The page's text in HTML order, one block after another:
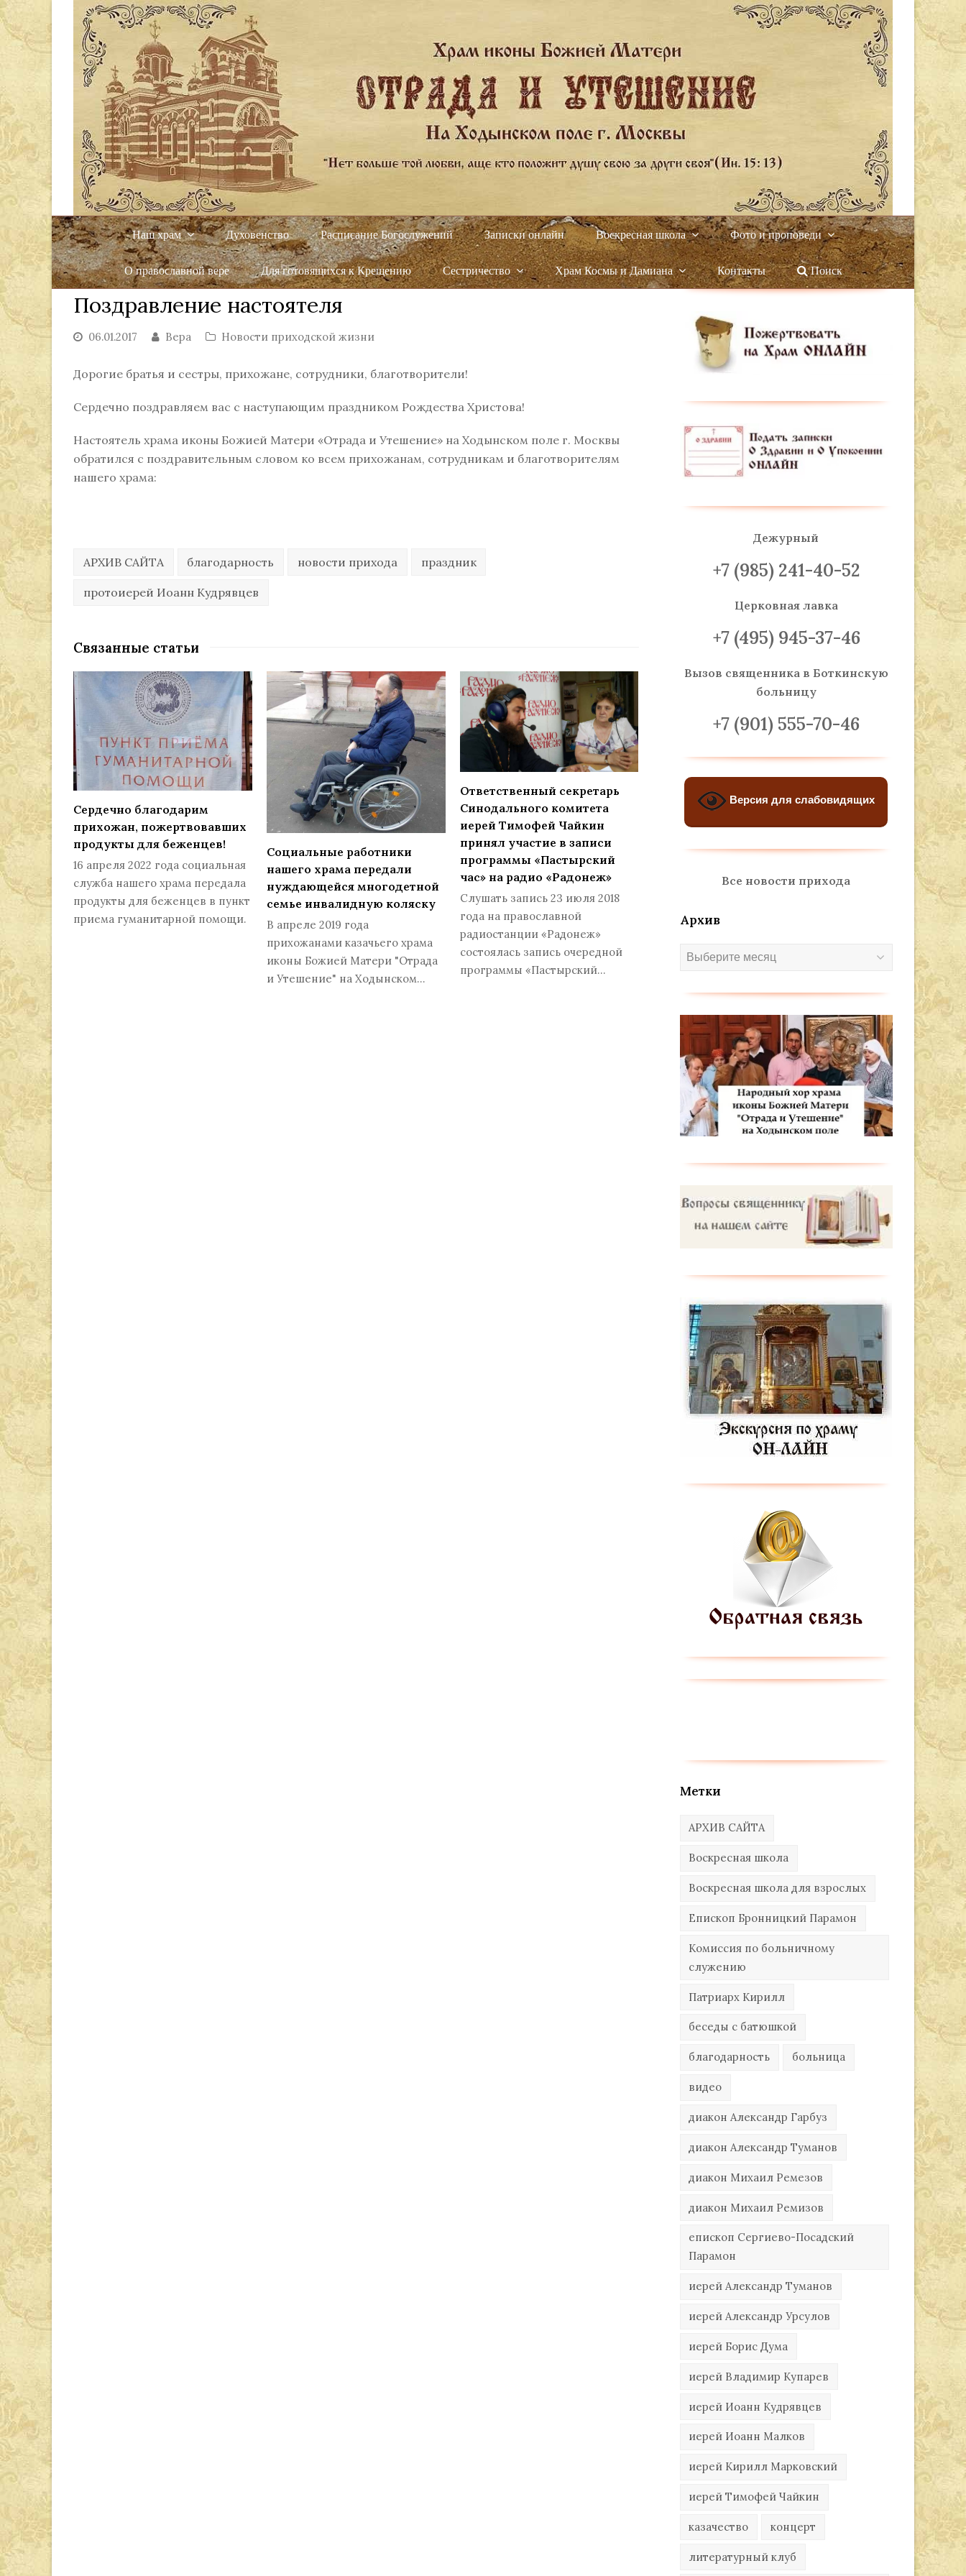
Наш храм Духовенство Расписание Богослужений Записки онлайн Воскресная школа Фото и проповеди
О православной вере Для готовящихся к Крещению Сестричество Храм Космы и Дамиана Контакты Поиск
Поздравление настоятеля
06.01.2017 Вера Новости приходской жизни
Дорогие братья и сестры, прихожане, сотрудники, благотворители!
Сердечно поздравляем вас с наступающим праздником Рождества Христова!
Настоятель храма иконы Божией Матери «Отрада и Утешение» на Ходынском поле г. Москвы
обратился с поздравительным словом ко всем прихожанам, сотрудникам и благотворителям
нашего храма:
АРХИВ САЙТА благодарность новости прихода праздник
протоиерей Иоанн Кудрявцев
Связанные статьи
Сердечно благодарим
прихожан, пожертвовавших
продукты для беженцев!
16 апреля 2022 года социальная
служба нашего храма передала
продукты для беженцев в пункт
приема гуманитарной помощи.
Социальные работники
нашего храма передали
нуждающейся многодетной
семье инвалидную коляску
В апреле 2019 года
прихожанами казачьего храма
иконы Божией Матери "Отрада
и Утешение" на Ходынском…
Ответственный секретарь
Синодального комитета
иерей Тимофей Чайкин
принял участие в записи
программы «Пастырский
час» на радио «Радонеж»
Слушать запись 23 июля 2018
года на православной
радиостанции «Радонеж»
состоялась запись очередной
программы «Пастырский…
Дежурный
+7 (985) 241-40-52
Церковная лавка
+7 (495) 945-37-46
Вызов священника в Боткинскую
больницу
+7 (901) 555-70-46
Версия для слабовидящих
Все новости прихода
Архив
Архив
Метки
АРХИВ САЙТА
Воскресная школа
Воскресная школа для взрослых
Епископ Бронницкий Парамон
Комиссия по больничному
служению
Патриарх Кирилл
беседы с батюшкой
благодарность больница
видео
диакон Александр Гарбуз
диакон Александр Туманов
диакон Михаил Ремезов
диакон Михаил Ремизов
епископ Сергиево-Посадский
Парамон
иерей Александр Туманов
иерей Александр Урсулов
иерей Борис Дума
иерей Владимир Купарев
иерей Иоанн Кудрявцев
иерей Иоанн Малков
иерей Кирилл Марковский
иерей Тимофей Чайкин
казачество концерт
литературный клуб